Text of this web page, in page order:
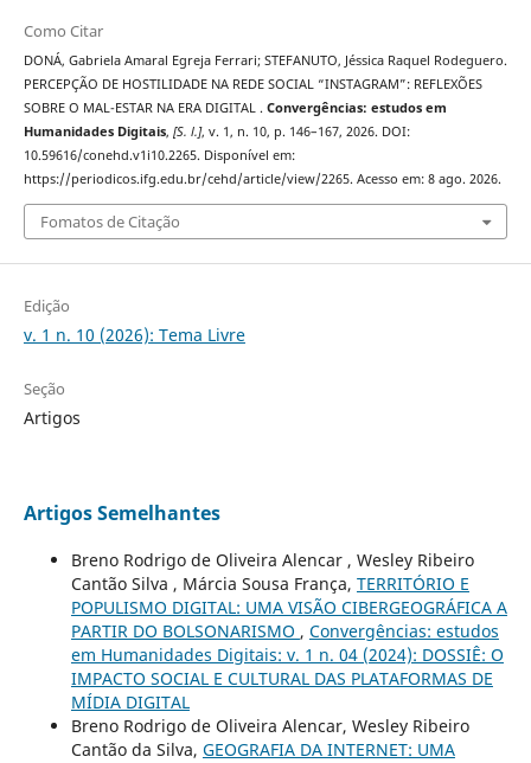
Como Citar
DONÁ, Gabriela Amaral Egreja Ferrari; STEFANUTO, Jéssica Raquel Rodeguero.
PERCEPÇÃO DE HOSTILIDADE NA REDE SOCIAL “INSTAGRAM”: REFLEXÕES
SOBRE O MAL-ESTAR NA ERA DIGITAL . Convergências: estudos em
Humanidades Digitais, [S. l.], v. 1, n. 10, p. 146–167, 2026. DOI:
10.59616/conehd.v1i10.2265. Disponível em:
https://periodicos.ifg.edu.br/cehd/article/view/2265. Acesso em: 8 ago. 2026.
Fomatos de Citação
Edição
v. 1 n. 10 (2026): Tema Livre
Seção
Artigos
Artigos Semelhantes
Breno Rodrigo de Oliveira Alencar , Wesley Ribeiro
Cantão Silva , Márcia Sousa França, TERRITÓRIO E
POPULISMO DIGITAL: UMA VISÃO CIBERGEOGRÁFICA A
PARTIR DO BOLSONARISMO , Convergências: estudos
em Humanidades Digitais: v. 1 n. 04 (2024): DOSSIÊ: O
IMPACTO SOCIAL E CULTURAL DAS PLATAFORMAS DE
MÍDIA DIGITAL
Breno Rodrigo de Oliveira Alencar, Wesley Ribeiro
Cantão da Silva, GEOGRAFIA DA INTERNET: UMA